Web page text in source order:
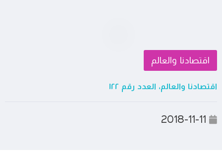
اقتصادنا والعالم
اقتصادنا والعالم، العدد رقم ١٢٢